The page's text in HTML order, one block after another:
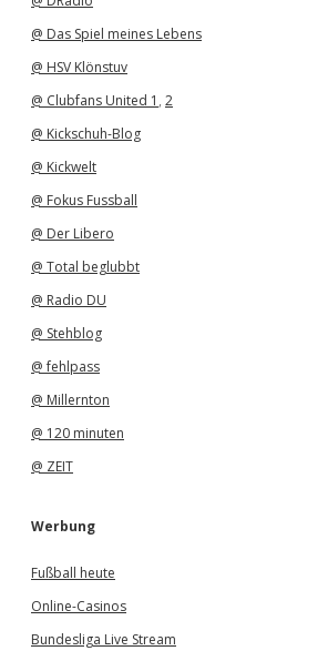
@ Das Spiel meines Lebens
@ HSV Klönstuv
@ Clubfans United 1 , 2
@ Kickschuh-Blog
@ Kickwelt
@ Fokus Fussball
@ Der Libero
@ Total beglubbt
@ Radio DU
@ Stehblog
@ fehlpass
@ Millernton
@ 120 minuten
@ ZEIT
Werbung
Fußball heute
Online-Casinos
Bundesliga Live Stream